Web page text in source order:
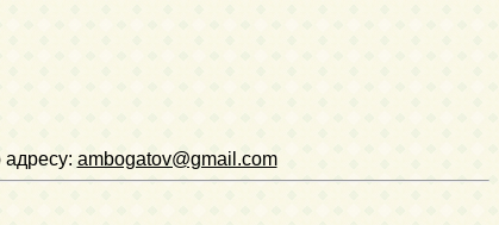
ambogatov@gmail.com